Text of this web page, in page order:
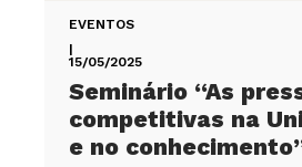
EVENTOS
|
15/05/2025
Seminário “As
competitivas na
e no